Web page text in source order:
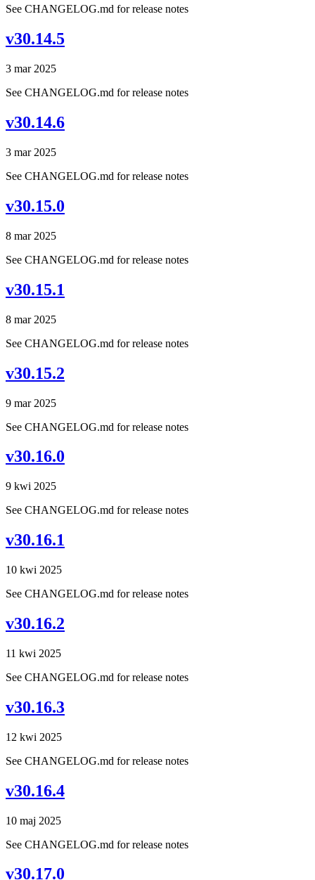
See CHANGELOG.md for release notes
v30.14.5
3 mar 2025
See CHANGELOG.md for release notes
v30.14.6
3 mar 2025
See CHANGELOG.md for release notes
v30.15.0
8 mar 2025
See CHANGELOG.md for release notes
v30.15.1
8 mar 2025
See CHANGELOG.md for release notes
v30.15.2
9 mar 2025
See CHANGELOG.md for release notes
v30.16.0
9 kwi 2025
See CHANGELOG.md for release notes
v30.16.1
10 kwi 2025
See CHANGELOG.md for release notes
v30.16.2
11 kwi 2025
See CHANGELOG.md for release notes
v30.16.3
12 kwi 2025
See CHANGELOG.md for release notes
v30.16.4
10 maj 2025
See CHANGELOG.md for release notes
v30.17.0